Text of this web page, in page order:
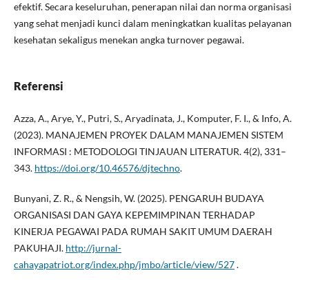
efektif. Secara keseluruhan, penerapan nilai dan norma organisasi
yang sehat menjadi kunci dalam meningkatkan kualitas pelayanan
kesehatan sekaligus menekan angka turnover pegawai.
Referensi
Azza, A., Arye, Y., Putri, S., Aryadinata, J., Komputer, F. I., & Info, A.
(2023). MANAJEMEN PROYEK DALAM MANAJEMEN SISTEM
INFORMASI : METODOLOGI TINJAUAN LITERATUR. 4(2), 331–
343. https://doi.org/10.46576/djtechno.
Bunyani, Z. R., & Nengsih, W. (2025). PENGARUH BUDAYA
ORGANISASI DAN GAYA KEPEMIMPINAN TERHADAP
KINERJA PEGAWAI PADA RUMAH SAKIT UMUM DAERAH
PAKUHAJI. http://jurnal-
cahayapatriot.org/index.php/jmbo/article/view/527.